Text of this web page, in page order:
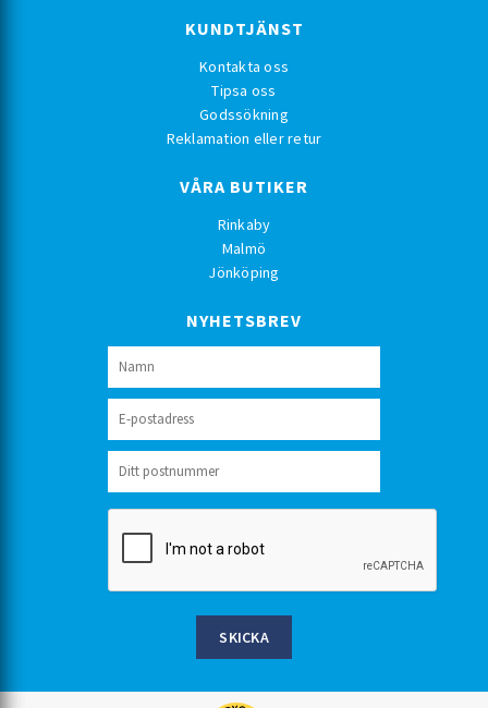
KUNDTJÄNST
Kontakta oss
Tipsa oss
Godssökning
Reklamation eller retur
VÅRA BUTIKER
Rinkaby
Malmö
Jönköping
NYHETSBREV
SKICKA